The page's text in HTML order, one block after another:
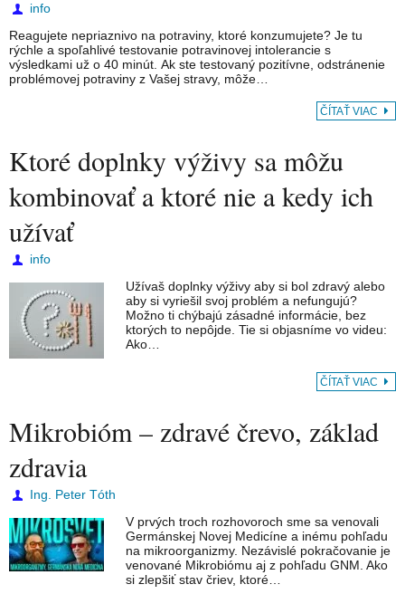
info
Reagujete nepriaznivo na potraviny, ktoré konzumujete? Je tu
rýchle a spoľahlivé testovanie potravinovej intolerancie s
výsledkami už o 40 minút. Ak ste testovaný pozitívne, odstránenie
problémovej potraviny z Vašej stravy, môže…
ČÍTAŤ VIAC
Ktoré doplnky výživy sa môžu
kombinovať a ktoré nie a kedy ich
užívať
info
Užívaš doplnky výživy aby si bol zdravý alebo
aby si vyriešil svoj problém a nefungujú?
Možno ti chýbajú zásadné informácie, bez
ktorých to nepôjde. Tie si objasníme vo videu:
Ako…
ČÍTAŤ VIAC
Mikrobióm – zdravé črevo, základ
zdravia
Ing. Peter Tóth
V prvých troch rozhovoroch sme sa venovali
Germánskej Novej Medicíne a inému pohľadu
na mikroorganizmy. Nezávislé pokračovanie je
venované Mikrobiómu aj z pohľadu GNM. Ako
si zlepšiť stav čriev, ktoré…